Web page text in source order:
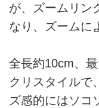
が、ズームリン
なり、ズームに
全長約10cm、
クリスタイルで
ズ感的にはソコ